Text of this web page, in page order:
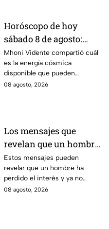
Horóscopo de hoy
sábado 8 de agosto:
estas son las
predicciones de Mhoni
Vidente
Mhoni Vidente compartió cuál
es la energía cósmica
disponible que pueden
aprovechar las personas de los
08 agosto, 2026
Los mensajes que
revelan que un hombre
ya no tiene interés en ti
Estos mensajes pueden
revelar que un hombre ha
perdido el interés y ya no
busca mantener la misma
08 agosto, 2026